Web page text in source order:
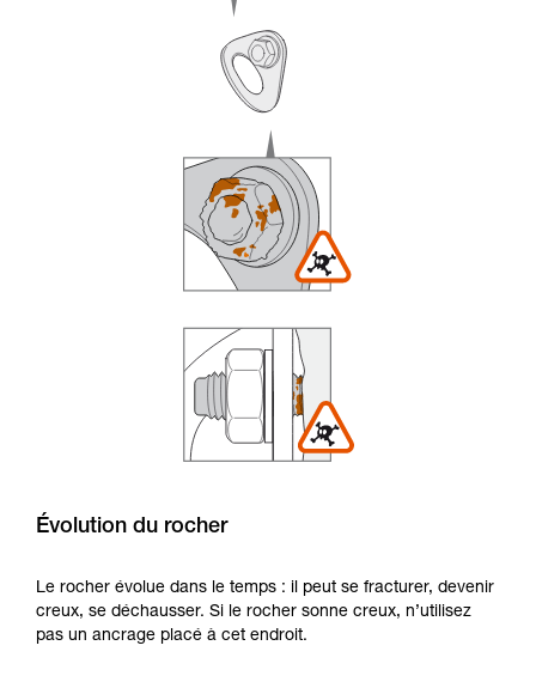
Évolution du rocher
Le rocher évolue dans le temps : il peut se fracturer, devenir
creux, se déchausser. Si le rocher sonne creux, n’utilisez
pas un ancrage placé à cet endroit.